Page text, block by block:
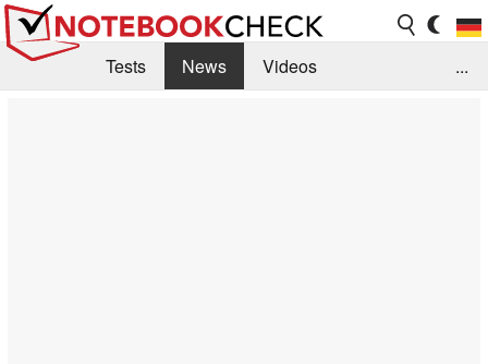
Tests News
Videos
...